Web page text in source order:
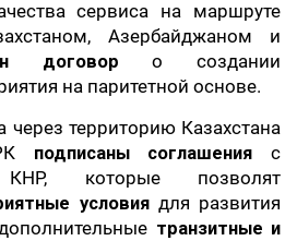
сервиса на маршруте
Азербайджаном и
договор о создании
на паритетной основе.
через территорию Казахстана
подписаны соглашения с
КНР, которые позволят
условиядля развития
транзитные и